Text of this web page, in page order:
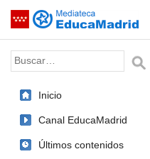
Saltar navegación
Palabra o frase:
Inicio
Canal EducaMadrid
Últimos contenidos